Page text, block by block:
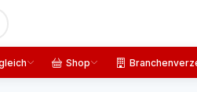
Shop